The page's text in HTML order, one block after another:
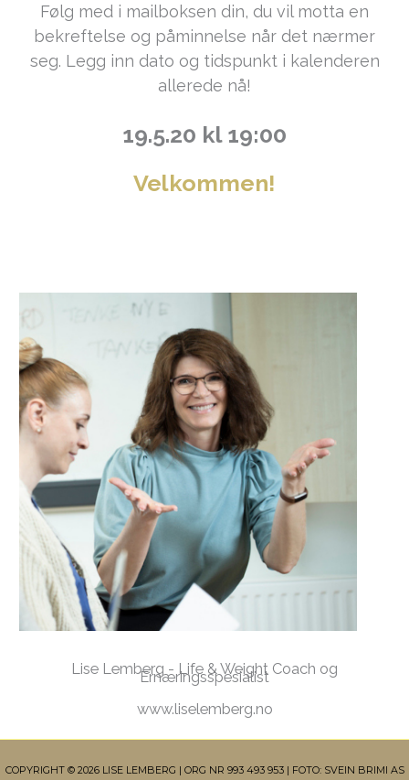
Følg med i mailboksen din, du vil motta en
bekreftelse og påminnelse når det nærmer
seg. Legg inn dato og tidspunkt i kalenderen
allerede nå!
19.5.20 kl 19:00
Velkommen!
Lise Lemberg - Life & Weight Coach og
Ernæringsspesialist
www.liselemberg.no
COPYRIGHT © 2026 LISE LEMBERG | ORG NR 993 493 953 | FOTO: SVEIN BRIMI AS